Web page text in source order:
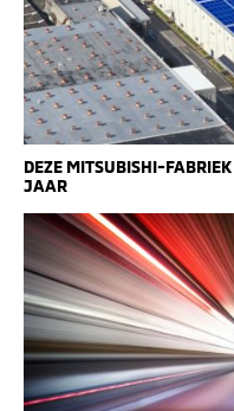
DEZE MITSUBISHI-
JAAR